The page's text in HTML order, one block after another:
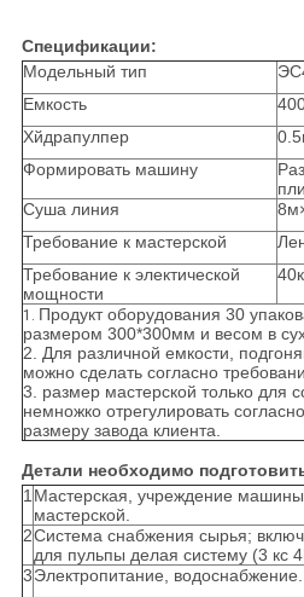
Спецификации:
Модельный тип
Емкость
Хйдрапулпер
Формировать машину
Суша линия
Требование к мастерской
Требование к электической
мощности
1. Продукт оборудования 30
размером 300*300мм и весом в
2. Для различной емкости,
можно сделать согласно
3. размер мастерской только для
немножко отрегулировать
размеру завода клиента.
Детали необходимо
1Мастерская, учреждение
мастерской.
2Система снабжения сырья;
для пульпы делая систему (3 кс
3Электропитание, водоснабжение.